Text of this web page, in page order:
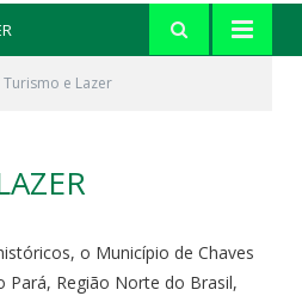
Turismo e Lazer
o Município de Chaves
Região Norte do Brasil,